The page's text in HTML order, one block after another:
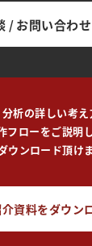
/ お問い合わせ
析の詳しい考え
フローをご説明
ウンロード頂けま
資料をダウン